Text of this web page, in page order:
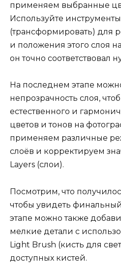
применяем выбранные
Используйте
(трансформировать) для
и положения этого слоя
он точно соответствовал
На последнем этапе
непрозрачность слоя,
естественного и
цветов и тонов на
применяем различные
слоёв и корректируем
Layers (слои).
Посмотрим, что
чтобы увидеть финальный
этапе можно также
мелкие детали с
Light Brush (кисть для
доступных кистей.